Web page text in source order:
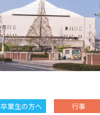
卒業生の方へ 行事